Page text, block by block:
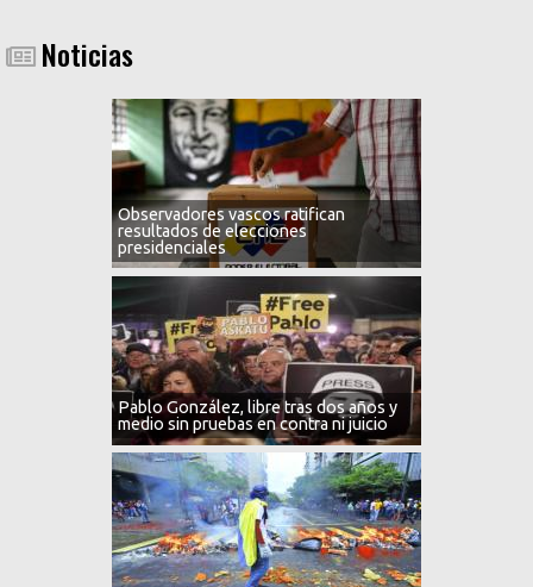
Noticias
Observadores vascos ratifican
resultados de elecciones
presidenciales
Pablo González, libre tras dos años y
medio sin pruebas en contra ni juicio